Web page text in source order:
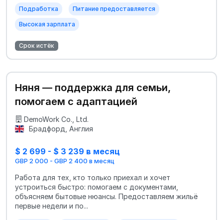
Подработка Питание предоставляется
Высокая зарплата
Срок истёк
Няня — поддержка для семьи,
помогаем с адаптацией
DemoWork Co., Ltd.
Брадфорд, Англия
$ 2 699 - $ 3 239 в месяц
GBP 2 000 - GBP 2 400 в месяц
Работа для тех, кто только приехал и хочет
устроиться быстро: помогаем с документами,
объясняем бытовые нюансы. Предоставляем жильё
первые недели и по...